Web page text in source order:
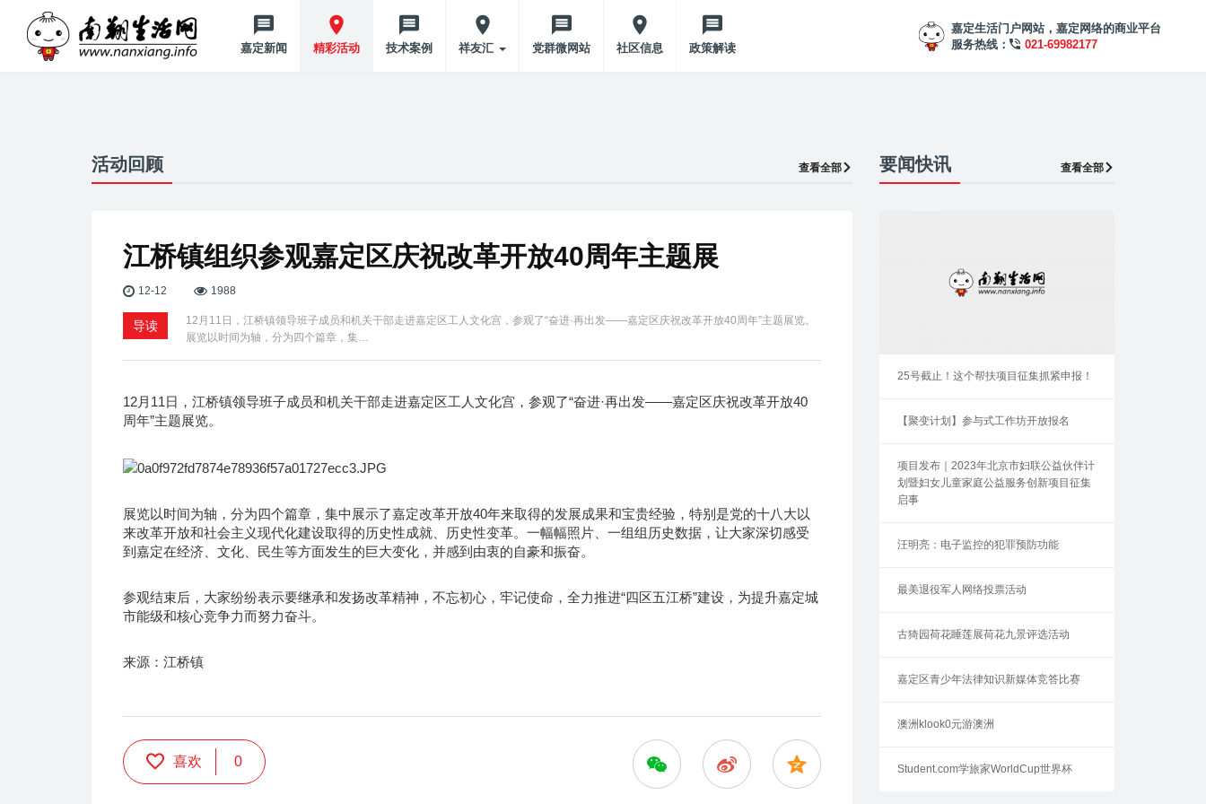
嘉定新闻 精彩活动 技术案例 祥友汇 党群微网站 社区信息 政策解读
嘉定生活门户网站，嘉定网络的商业平台
服务热线：
021-69982177
活动回顾 查看全部
江桥镇组织参观嘉定区庆祝改革开放40周年主题展
12-12 1988
导读
12月11日，江桥镇领导班子成员和机关干部走进嘉定区工人文化宫，参观了“奋进·再出发——嘉定区庆祝改革开放40周年”主题展览。
展览以时间为轴，分为四个篇章，集…
12月11日，江桥镇领导班子成员和机关干部走进嘉定区工人文化宫，参观了“奋进·再出发——嘉定区庆祝改革开放40
周年”主题展览。
展览以时间为轴，分为四个篇章，集中展示了嘉定改革开放40年来取得的发展成果和宝贵经验，特别是党的十八大以
来改革开放和社会主义现代化建设取得的历史性成就、历史性变革。一幅幅照片、一组组历史数据，让大家深切感受
到嘉定在经济、文化、民生等方面发生的巨大变化，并感到由衷的自豪和振奋。
参观结束后，大家纷纷表示要继承和发扬改革精神，不忘初心，牢记使命，全力推进“四区五江桥”建设，为提升嘉定城
市能级和核心竞争力而努力奋斗。
来源：江桥镇
喜欢 0
要闻快讯 查看全部
25号截止！这个帮扶项目征集抓紧申报！
【聚变计划】参与式工作坊开放报名
项目发布｜2023年北京市妇联公益伙伴计
划暨妇女儿童家庭公益服务创新项目征集
启事
汪明亮：电子监控的犯罪预防功能
最美退役军人网络投票活动
古猗园荷花睡莲展荷花九景评选活动
嘉定区青少年法律知识新媒体竞答比赛
澳洲klook0元游澳洲
Student.com学旅家WorldCup世界杯